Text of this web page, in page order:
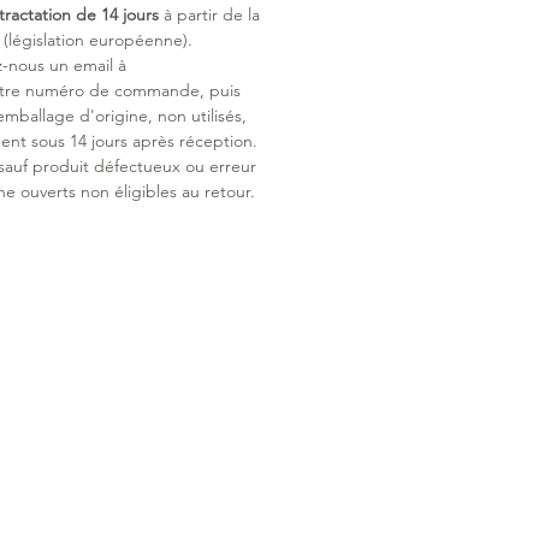
de 14 jours à partir de la
européenne).
nous un email à
numéro de commande, puis
d'origine, non utilisés,
sous 14 jours après réception.
produit défectueux ou erreur
ouverts non éligibles au retour.